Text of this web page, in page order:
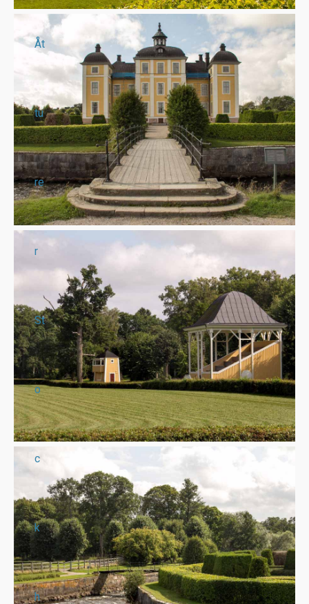
Åt
tu
re
r
St
o
c
k
h